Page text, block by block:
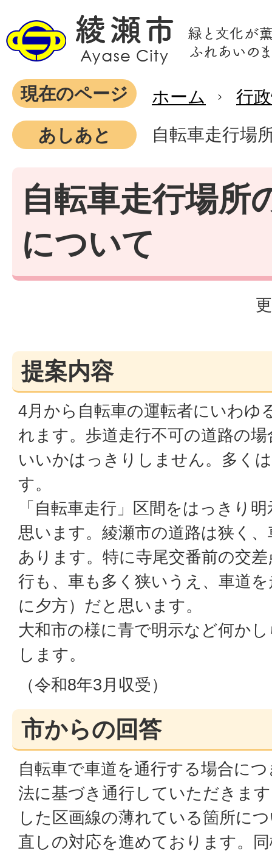
現在のページ ホーム
行
あしあと
自転車走行場
自転車走行場所
について
提案内容
4月から自転車の運転者にいわゆ
れます。歩道走行不可の道路の
いいかはっきりしません。多く
す。
「自転車走行」区間をはっきり
思います。綾瀬市の道路は狭く
あります。特に寺尾交番前の交
行も、車も多く狭いうえ、車道
に夕方）だと思います。
大和市の様に青で明示など何か
します。
（令和8年3月収受）
市からの回答
自転車で車道を通行する場合に
法に基づき通行していただきま
した区画線の薄れている箇所に
直しの対応を進めております。